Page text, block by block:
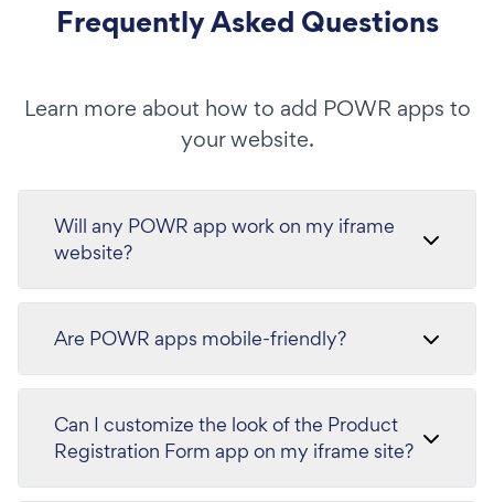
Frequently Asked Questions
Learn more about how to add POWR apps to
your website.
Will any POWR app work on my iframe
website?
Are POWR apps mobile-friendly?
Can I customize the look of the Product
Registration Form app on my iframe site?